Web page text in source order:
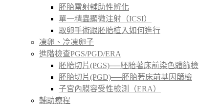
胚胎雷射輔助性孵化
單一精蟲顯微注射（ICSI）
取卵手術跟胚胎植入如何進行
凍卵、冷凍卵子
進階檢查PGS/PGD/ERA
胚胎切片(PGS)──胚胎著床前染色體篩檢
胚胎切片(PGD)──胚胎著床前基因篩檢
子宮內膜容受性檢測（ERA）
輔助療程